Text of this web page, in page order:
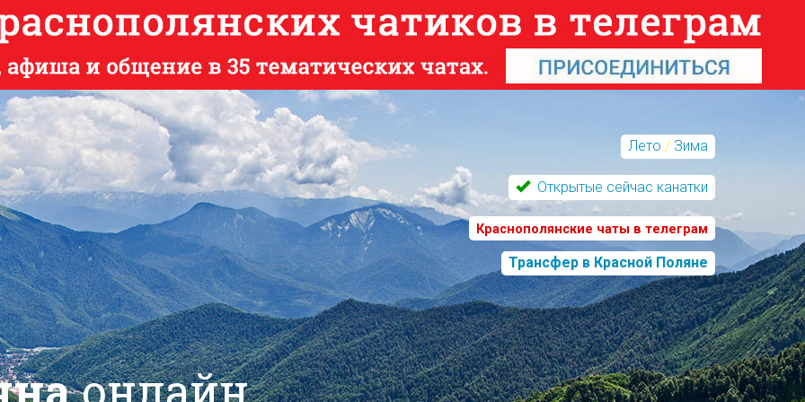
Лето / Зима
Открытые сейчас канатки
Краснополянские чаты в телеграм
Трансфер в Красной Поляне